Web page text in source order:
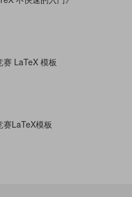
LaTeX 模板
LaTeX模板